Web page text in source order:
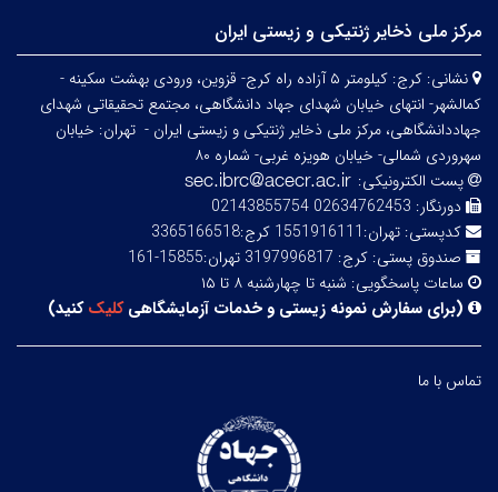
مرکز ملی ذخایر ژنتیکی و زیستی ایران
نشانی:
کرج: کیلومتر ۵ آزاده راه کرج- قزوین، ورودی بهشت سکینه -
کمالشهر- انتهای خیابان شهدای جهاد دانشگاهی، مجتمع تحقیقاتی شهدای
جهاددانشگاهی، مرکز ملی ذخایر ژنتیکی و زیستی ایران - تهران: خیابان
سهروردی شمالی- خیابان هویزه غربی- شماره ۸۰
پست الکترونیکی:
دورنگار: 02634762453 02143855754
کدپستی: تهران:1551916111 کرج:3365166518
صندوق پستی: کرج: 3197996817 تهران:15855-161
ساعات پاسخگویی: شنبه تا چهارشنبه ۸ تا ۱۵
(برای سفارش نمونه زیستی و خدمات آزمایشگاهیکلیککنید)
تماس با ما